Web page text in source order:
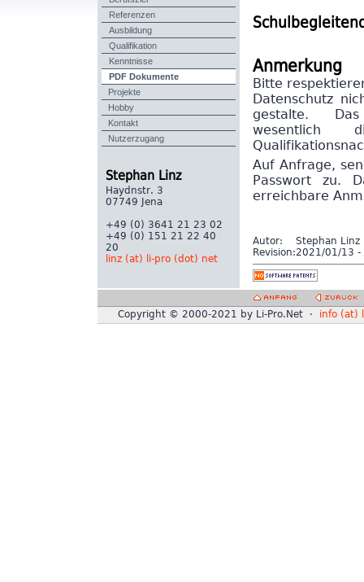
Referenzen
Ausbildung
Qualifikation
Kenntnisse
PDF Dokumente
Projekte
Hobby
Kontakt
Nutzerzugang
Stephan Linz
Haydnstr. 3
07749 Jena
+49 (0) 3641 21 23 02
+49 (0) 151 21 22 40
20
linz (at) li-pro (dot) net
Anmerkung
Bitte
Datenschutz
gestalte. Das
wesentlich
Auf Anfrage,
Passwort zu.
erreichbare
Autor:
Stephan Linz
Revision: 2021/01/13 -
Copyright © 2000-2021 by Li-Pro.Net · info (at)